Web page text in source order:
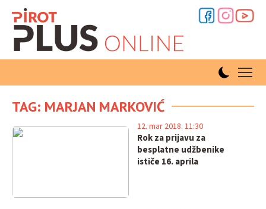
TAG: MARJAN MARKOVIĆ
Rok za prijavu za
besplatne udžbenike
ističe 16. aprila
12. mar 2018. 11:30